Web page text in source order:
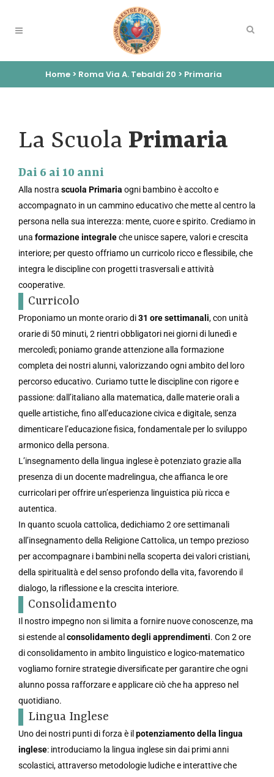
Home > Roma Via A. Tebaldi 20 > Primaria
La Scuola Primaria
Dai 6 ai 10 anni
Alla nostra scuola Primaria ogni bambino è accolto e
accompagnato in un cammino educativo che mette al centro la
persona nella sua interezza: mente, cuore e spirito. Crediamo in
una formazione integraleche unisce sapere, valori e crescita
interiore; per questo offriamo un curricolo ricco e flessibile, che
integra le discipline con progetti trasversali e attività
cooperative.
Curricolo
Proponiamo un monte orario di31 ore settimanali, con unità
orarie di 50 minuti, 2 rientri obbligatori nei giorni di lunedì e
mercoledì; poniamo grande attenzione alla formazione
completa dei nostri alunni, valorizzando ogni ambito del loro
percorso educativo. Curiamo tutte le discipline con rigore e
passione: dall’italiano alla matematica, dalle materie orali a
quelle artistiche, fino all’educazione civica e digitale, senza
dimenticare l’educazione fisica, fondamentale per lo sviluppo
armonico della persona.
L’insegnamento della lingua inglese è potenziato grazie alla
presenza di un docente madrelingua, che affianca le ore
curricolari per offrire un’esperienza linguistica più ricca e
autentica.
In quanto scuola cattolica, dedichiamo 2 ore settimanali
all’insegnamento della Religione Cattolica, un tempo prezioso
per accompagnare i bambini nella scoperta dei valori cristiani,
della spiritualità e del senso profondo della vita, favorendo il
dialogo, la riflessione e la crescita interiore.
Consolidamento
Il nostro impegno non si limita a fornire nuove conoscenze, ma
si estende al consolidamento degli apprendimenti. Con 2 ore
di consolidamento in ambito linguistico e logico-matematico
vogliamo fornire strategie diversificate per garantire che ogni
alunno possa rafforzare e applicare ciò che ha appreso nel
quotidiano.
Lingua Inglese
Uno dei nostri punti di forza è il potenziamento della lingua
inglese: introduciamo la lingua inglese sin dai primi anni
scolastici, attraverso metodologie ludiche e interattive che